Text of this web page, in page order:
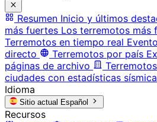
Resumen Inicio y últimos
más fuertes Los terremotos más
Terremotos en tiempo real
directo
Terremotos por país
páginas de archivo
ciudades con estadísticas
Idioma
Sitio actual Español
Recursos